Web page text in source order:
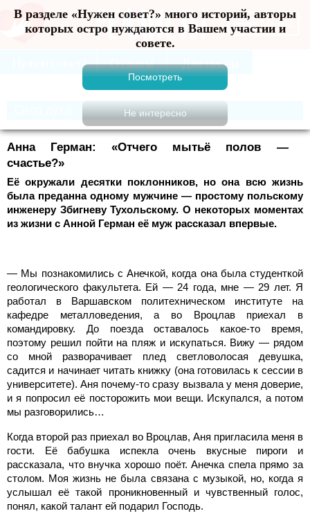
В разделе «Нужен совет?» много историй, авторы
которых остро нуждаются в Вашем участии и
совете.
Меню
Анна Герман: «Отчего мытьё полов —
счастье?»
Её окружали десятки поклонников, но она всю жизнь
была преданна одному мужчине — простому польскому
инженеру Збигневу Тухольскому. О некоторых моментах
из жизни с Анной Герман её муж рассказал впервые.
— Мы познакомились с Анечкой, когда она была студенткой
геологического факультета. Ей — 24 года, мне — 29 лет. Я
работал в Варшавском политехническом институте на
кафедре металловедения, а во Вроцлав приехал в
командировку. До поезда оставалось какое-то время,
поэтому решил пойти на пляж и искупаться. Вижу — рядом
со мной разворачивает плед светловолосая девушка,
садится и начинает читать книжку (она готовилась к сессии в
университете). Аня почему-то сразу вызвала у меня доверие,
и я попросил её посторожить мои вещи. Искупался, а потом
мы разговорились…
Когда второй раз приехал во Вроцлав, Аня пригласила меня в
гости. Её бабушка испекла очень вкусные пироги и
рассказала, что внучка хорошо поёт. Анечка спела прямо за
столом. Моя жизнь не была связана с музыкой, но, когда я
услышал её такой проникновенный и чувственный голос,
понял, какой талант ей подарил Господь.